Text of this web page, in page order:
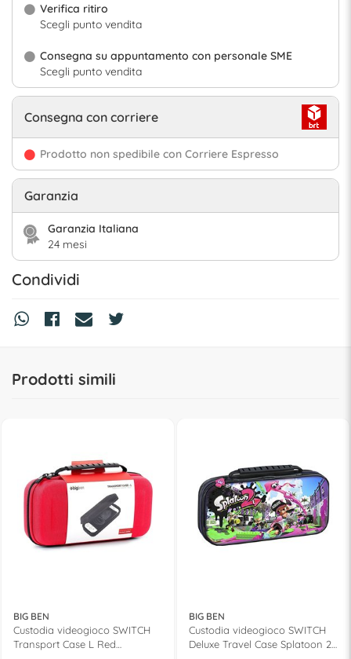
Verifica ritiro
Scegli punto vendita
Consegna su appuntamento con personale SME
Scegli punto vendita
Consegna con corriere
Prodotto non spedibile con Corriere Espresso
Garanzia
Garanzia Italiana
24 mesi
Condividi
Prodotti simili
BIG BEN
Custodia videogioco SWITCH
Transport Case L Red
BIG BEN
Custodia videogioco SWITCH
Deluxe Travel Case Splatoon 2